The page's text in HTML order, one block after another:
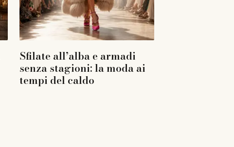
Sfilate all’alba e armadi
senza stagioni: la moda ai
tempi del caldo